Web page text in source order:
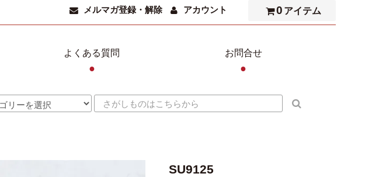
メルマガ登録・解除 アカウント 0 アイテム
よくある質問
●
お問合せ
●
SU9125